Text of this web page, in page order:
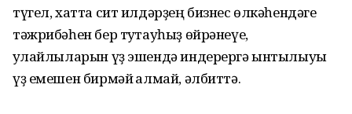
түгел, хатта сит илдәрҙең бизнес өлкәһендәге
тәжрибәһен бер туҡтауһыҙ өйрәнеүе,
ҡулайлыларын үҙ эшендә индерергә ынтылыуы
үҙ емешен бирмәй ҡалмай, әлбиттә.